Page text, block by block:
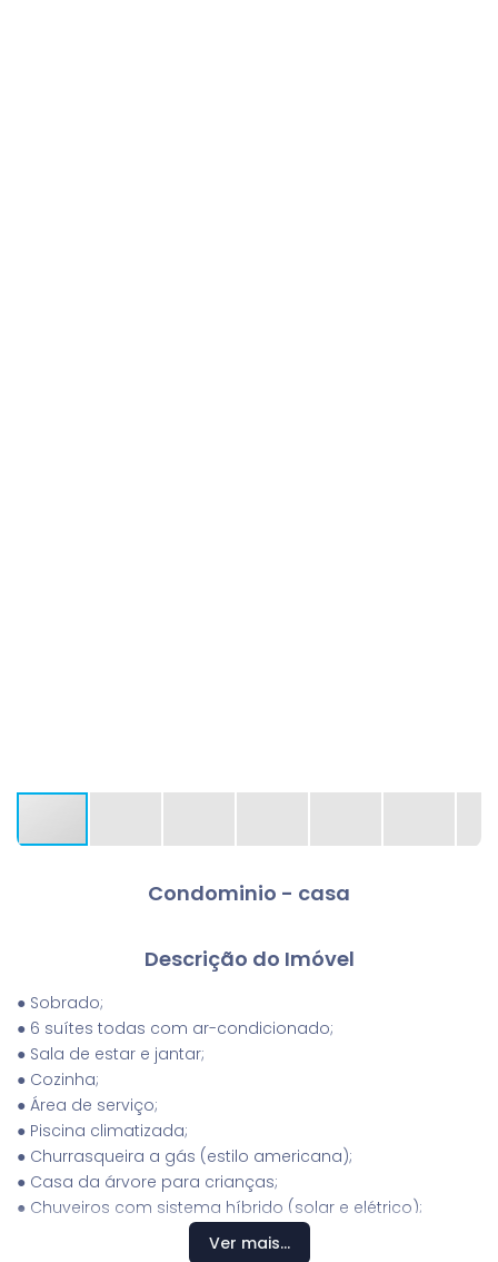
Condominio - casa
Descrição do Imóvel
● Sobrado;
● 6 suítes todas com ar-condicionado;
● Sala de estar e jantar;
● Cozinha;
● Área de serviço;
● Piscina climatizada;
● Churrasqueira a gás (estilo americana);
● Casa da árvore para crianças;
● Chuveiros com sistema híbrido (solar e elétrico);
● Área de terreno: 1000,00m²Ver mais...